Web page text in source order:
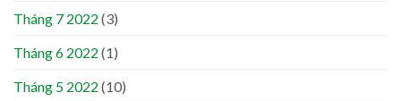
Tháng 7 2022 (3)
Tháng 6 2022 (1)
Tháng 5 2022 (10)